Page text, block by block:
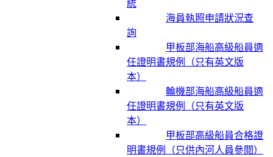
統
海員執照申請狀況查
詢
甲板部海船高級船員適
任證明書規例（只有英文版
本）
輪機部海船高級船員適
任證明書規例（只有英文版
本）
甲板部高級船員合格證
明書規例（只供內河人員參閱）